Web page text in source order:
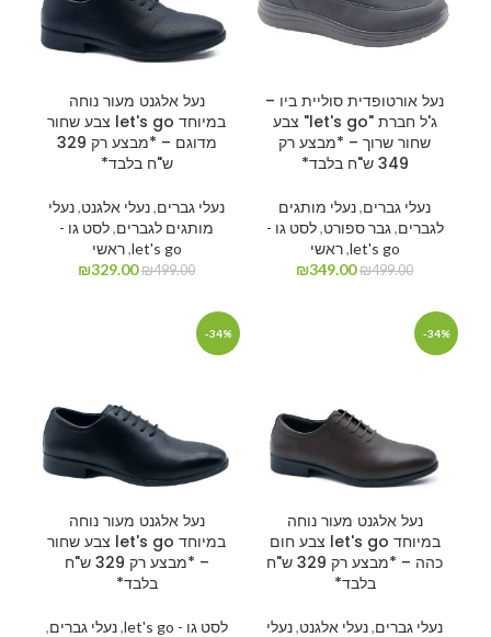
נעל אורטופדית סוליית ביו –
ג'ל חברת "let's go" צבע
שחור שרוך – *מבצע רק
349 ש"ח בלבד*
נעלי גברים,נעלי מותגים
לגברים,גבר ספורט,לסט גו -
let's go
,ראשי
₪499.00
₪349.00
נעל אלגנט מעור נוחה
במיוחד let's go צבע שחור
מדוגם – *מבצע רק 329
ש"ח בלבד*
נעלי גברים,נעלי אלגנט,נעלי
מותגים לגברים,לסט גו -
let's go
,ראשי
₪499.00
₪329.00
-34%
נעל אלגנט מעור נוחה
במיוחד let's go צבע חום
כהה – *מבצע רק 329 ש"ח
בלבד*
נעלי גברים,נעלי אלגנט,נעלי
-34%
נעל אלגנט מעור נוחה
במיוחד let's go צבע שחור
– *מבצע רק 329 ש"ח
בלבד*
לסט גו - let's go ,נעלי גברים,